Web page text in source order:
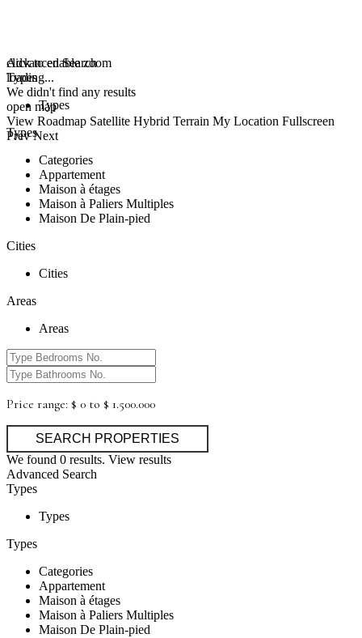
click to enable zoom
loading...
We didn't find any results
open map
View Roadmap Satellite Hybrid Terrain My Location Fullscreen
Prev Next
Advanced Search
Types
Types
Types
Categories
Appartement
Maison à étages
Maison à Paliers Multiples
Maison De Plain-pied
Cities
Cities
Areas
Areas
Price range: $ 0 to $ 1.500.000
We found 0 results. View results
Advanced Search
Types
Types
Types
Categories
Appartement
Maison à étages
Maison à Paliers Multiples
Maison De Plain-pied